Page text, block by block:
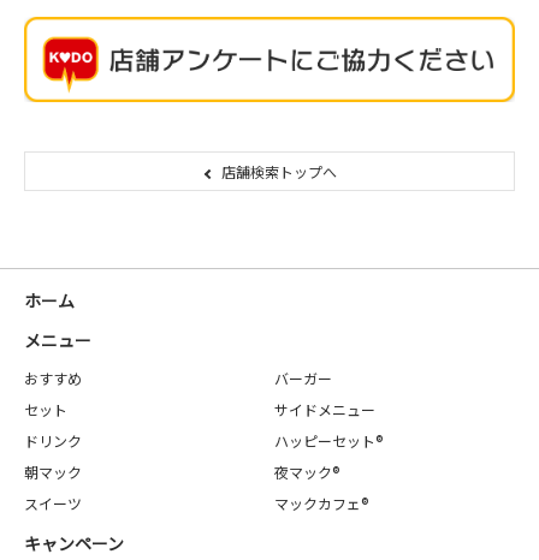
店舗検索トップへ
ホーム
メニュー
おすすめ
バーガー
セット
サイドメニュー
ドリンク
ハッピーセット®
朝マック
夜マック®
スイーツ
マックカフェ®
キャンペーン